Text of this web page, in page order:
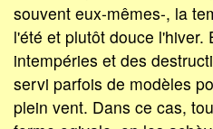
souvent eux-mêmes-, la
l'été et plutôt douce l'hiver.
intempéries et des
servi parfois de modèles
plein vent. Dans ce cas,